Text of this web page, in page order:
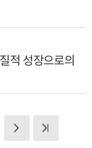
적 성장으로의